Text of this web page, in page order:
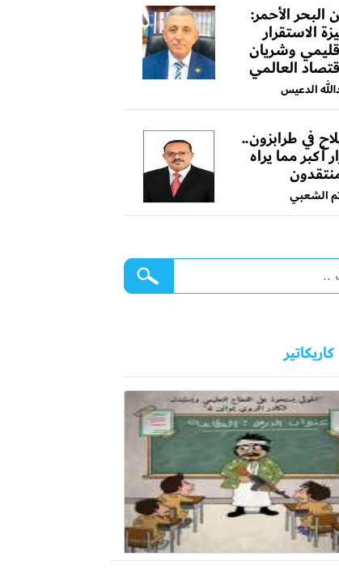
البحر الأحمر:
الاستقرار
وشريان
العالمي
الدعيس
في طرابزون..
أكبر مما يراه
الشعبي
كاريكاتير